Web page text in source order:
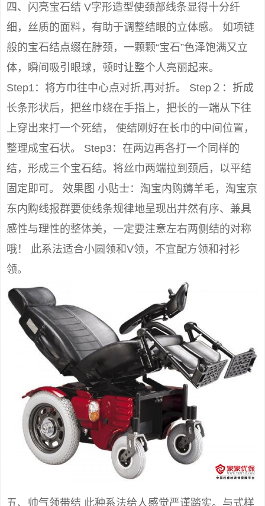
四、闪亮宝石结 V字形造型使颈部线条显得十分纤
细，丝质的面料，有助于调整结眼的立体感。 如项链
般的宝石结点缀在脖颈，一颗颗“宝石”色泽饱满又立
体，瞬间吸引眼球，顿时让整个人亮丽起来。
Step1：将方巾往中心点对折,再对折。 Step２：折成
长条形状后，把丝巾绕在手指上，把长的一端从下往
上穿出来打一个死结， 使结刚好在长巾的中间位置，
整理成宝石状。 Step3：在两边再各打一个同样的
结，形成三个宝石结。将丝巾两端拉到颈后，以平结
固定即可。 效果图 小贴士：淘宝内购薅羊毛，淘宝京
东内购线报群要使线条规律地呈现出井然有序、兼具
感性与理性的整体美，一定要注意左右两侧结的对称
哦！ 此系法适合小圆领和V领，不宜配方领和衬衫
领。
五、帅气领带结 此种系法给人感觉严谨踏实。与式样